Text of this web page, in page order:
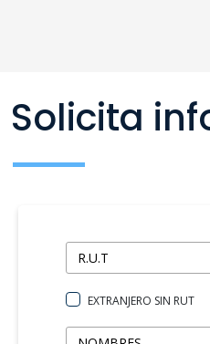
Solicita
EXTRANJERO SIN RUT